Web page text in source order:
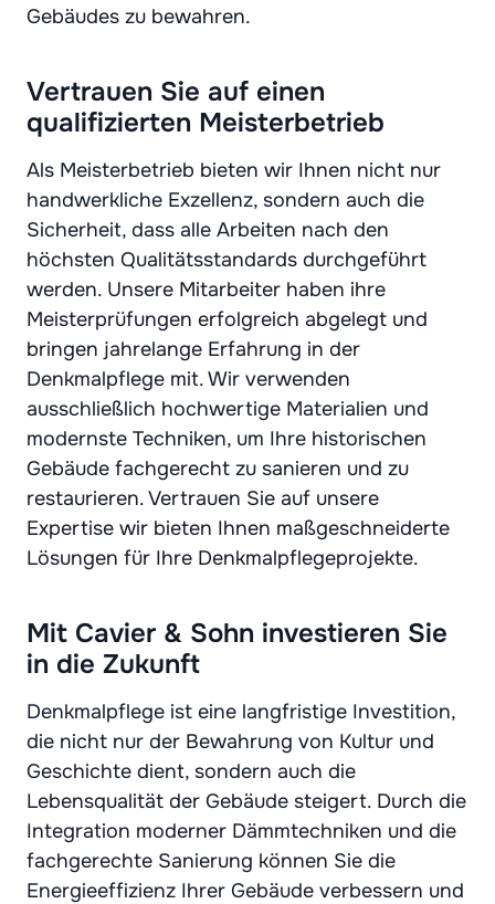
Gebäudes zu bewahren.
Vertrauen Sie auf einen
qualifizierten Meisterbetrieb
Als Meisterbetrieb bieten wir Ihnen nicht nur
handwerkliche Exzellenz, sondern auch die
Sicherheit, dass alle Arbeiten nach den
höchsten Qualitätsstandards durchgeführt
werden. Unsere Mitarbeiter haben ihre
Meisterprüfungen erfolgreich abgelegt und
bringen jahrelange Erfahrung in der
Denkmalpflege mit. Wir verwenden
ausschließlich hochwertige Materialien und
modernste Techniken, um Ihre historischen
Gebäude fachgerecht zu sanieren und zu
restaurieren. Vertrauen Sie auf unsere
Expertise wir bieten Ihnen maßgeschneiderte
Lösungen für Ihre Denkmalpflegeprojekte.
Mit Cavier & Sohn investieren Sie
in die Zukunft
Denkmalpflege ist eine langfristige Investition,
die nicht nur der Bewahrung von Kultur und
Geschichte dient, sondern auch die
Lebensqualität der Gebäude steigert. Durch die
Integration moderner Dämmtechniken und die
fachgerechte Sanierung können Sie die
Energieeffizienz Ihrer Gebäude verbessern und